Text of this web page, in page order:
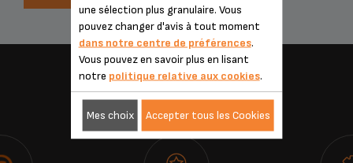
SERVICES
une sélection plus granulaire. Vous
pouvez changer d'avis à tout moment
dans notre centre de préférences.
Vous pouvez en savoir plus en lisant
notre politique relative aux cookies.
Mes choix Accepter tous les Cookies